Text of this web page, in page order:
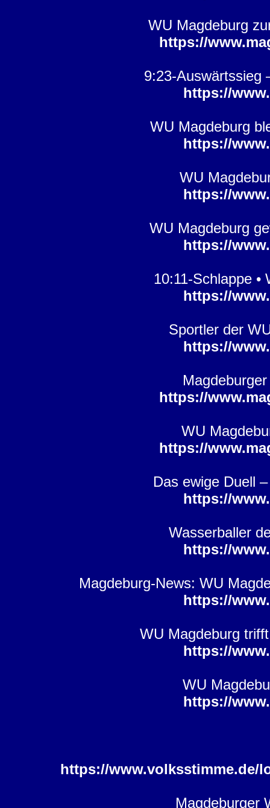
WU Magdeburg
https://
9:23-Auswärtssieg
https://
WU Magdeburg
https://
WU
https://
WU Magdeburg
https://
10:11-Schlappe
https://
Sportler der
https://
https://
WU
https://
Das ewige Duell
https://
Wasserballer
https://
Magdeburg-News: WU
https://
WU Magdeburg
https://
WU
https://
https://www.volksstimme.de/
Magdeburger